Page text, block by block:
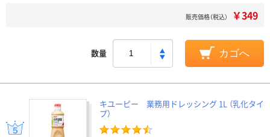
販売価格（税込） ￥349
数量 カゴへ
キユーピー 業務用ドレッシング 1L （乳化タイ
プ）